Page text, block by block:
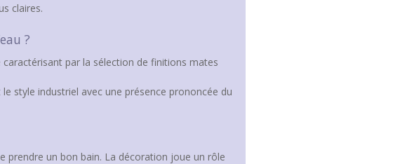
claires.
?
par la sélection de finitions mates
style industriel avec une présence prononcée du
prendre un bon bain. La décoration joue un rôle